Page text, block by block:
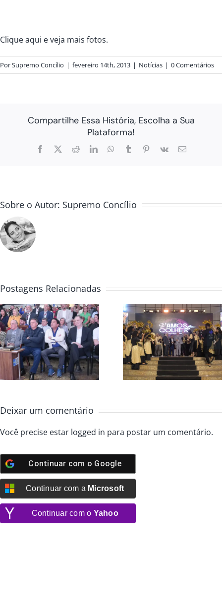
Clique aqui e veja mais fotos.
PorSupremo Concílio | fevereiro 14th, 2013 | Notícias | 0 Comentários
Compartilhe Essa História, Escolha a Sua
Plataforma!
Facebook
X RedditLinkedInWhatsApp
TumblrPinterest
Vk
E-
Sobre o Autor: Supremo Concílio
Postagens Relacionadas
Convenção Global
2025 colheita e
avivamento
Casa da
abre
Global 2025
Deixar um comentário
Você precise estar logged in para postar um comentário.
Continuar com o Google
Continuar com a Microsoft
Continuar com o Yahoo